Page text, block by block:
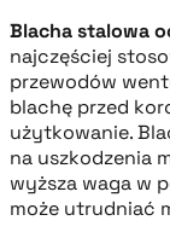
Blacha stalowa
najczęściej
przewodów
blachę przed
użytkowanie.
na uszkodzenia
wyższa waga w
może utrudniać